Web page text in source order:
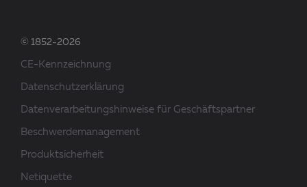
© 1852-2026
CE-Kennzeichnung
Datenschutzerklärung
Datenverarbeitungshinweise für Geschäftspartner
Beschwerdemanagement
Produktsicherheit
Netiquette